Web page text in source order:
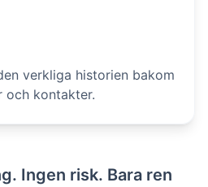
verkliga historien bakom
och kontakter.
Ingen risk. Bara ren